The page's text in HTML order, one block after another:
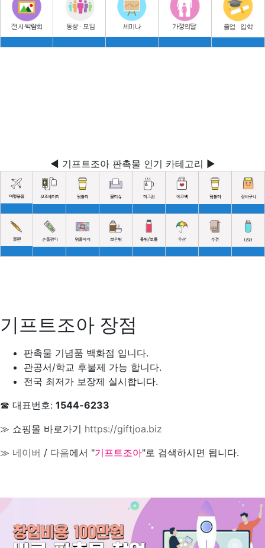
◀ 기프트조아 판촉물 인기 카테고리 ▶
기프트조아 장점
판촉물 기념품 백화점 입니다.
관공서/학교 후불제 가능 합니다.
전국 최저가 보장제 실시합니다.
☎ 대표번호: 1544-6233
≫ 쇼핑몰 바로가기 https://giftjoa.biz
≫ 네이버 / 다음에서 "기프트조아"로 검색하시면 됩니다.